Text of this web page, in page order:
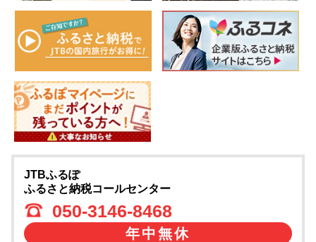
JTBふるぽ
ふるさと納税コールセンター
050-3146-8468
年中無休